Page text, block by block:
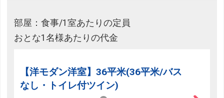
部屋：食事/1室あたりの定員
おとな1名様あたりの代金
【洋モダン洋室】36平米(36平米/バス
なし・トイレ付ツイン)